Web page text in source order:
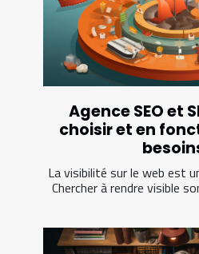
Agence SEO et
choisir et en
La visibilité sur le web est
Chercher à rendre visible